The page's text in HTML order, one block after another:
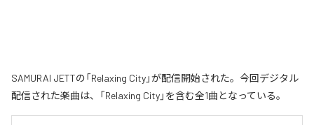
SAMURAI JETTの「Relaxing City」が配信開始された。今回デジタル
配信された楽曲は、「Relaxing City」を含む全1曲となっている。